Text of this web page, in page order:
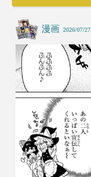
漫画 2026/07/27